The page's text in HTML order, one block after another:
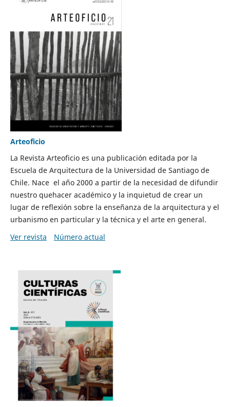
Arteoficio
La Revista Arteoficio es una publicación editada por la
Escuela de Arquitectura de la Universidad de Santiago de
Chile. Nace el año 2000 a partir de la necesidad de difundir
nuestro quehacer académico y la inquietud de crear un
lugar de reflexión sobre la enseñanza de la arquitectura y el
urbanismo en particular y la técnica y el arte en general.
Ver revista
Número actual